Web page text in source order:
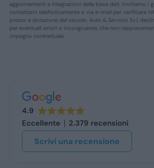
aggiornamenti e integrazioni della base dati. Invitiamo i
contattarci telefonicamente o via e-mail per verificare
prezzo e dotazione del veicolo. Auto & Servizio S.r.l.
per eventuali errori o incongruenze, che non
impegno contrattuale.
4.9
Eccellente
2.379 recensioni
Scrivi una recensione